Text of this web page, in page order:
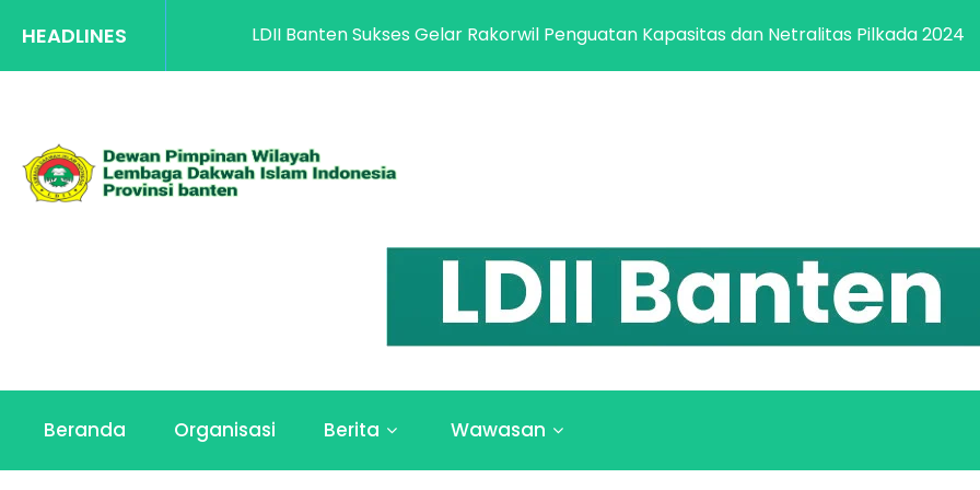
HEADLINES LDII Banten Sukses Gelar Rakorwil Penguatan Kapasitas dan Netralitas Pilkada 2024 LDII
Beranda Organisasi Berita Wawasan